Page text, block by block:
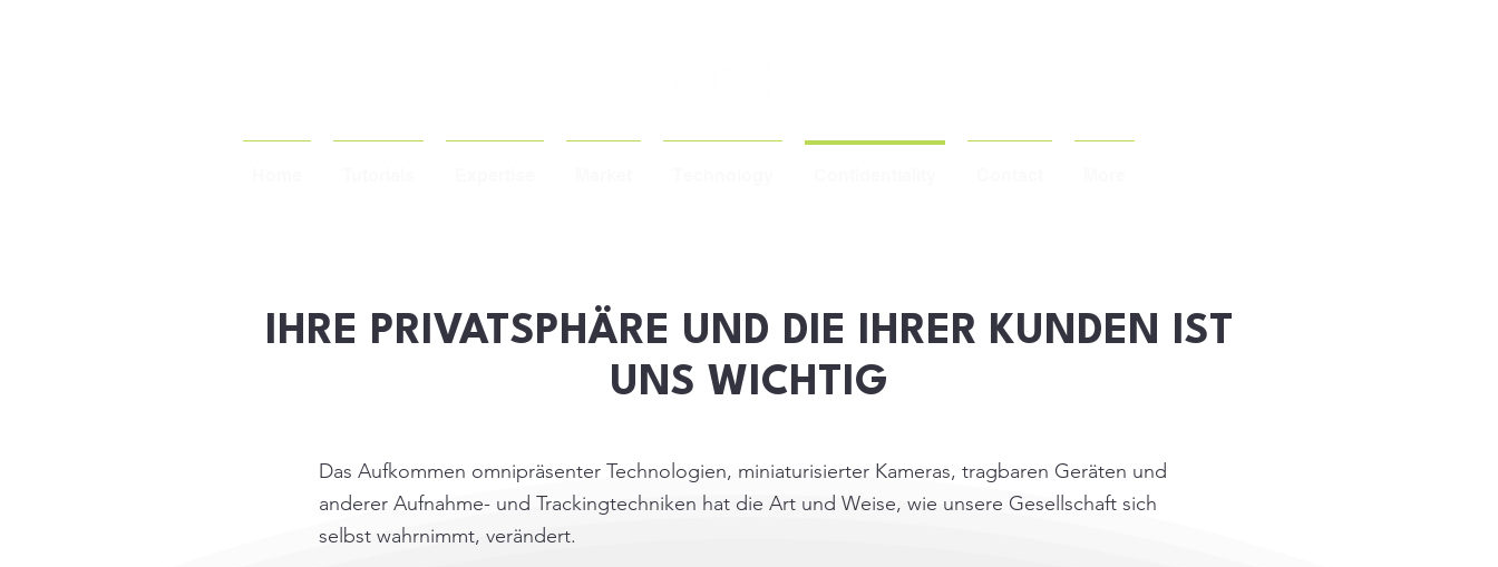
IHRE PRIVATSPHÄRE UND DIE IHRER KUNDEN IST
UNS WICHTIG
Das Aufkommen omnipräsenter Technologien, miniaturisierter Kameras, tragbaren Geräten und
anderer Aufnahme- und Trackingtechniken hat die Art und Weise, wie unsere Gesellschaft sich
selbst wahrnimmt, verändert.